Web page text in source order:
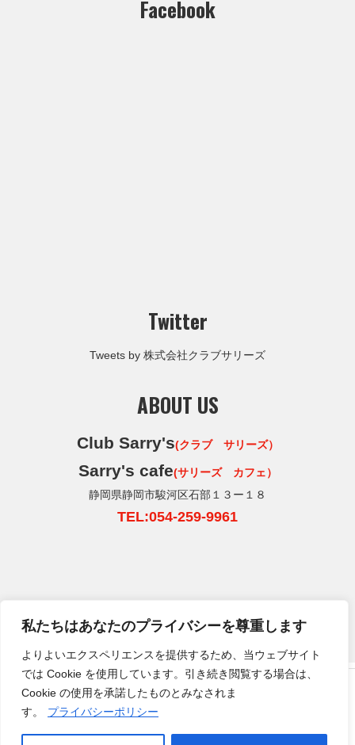
私たちはあなたのプライバシーを尊重します
よりよいエクスペリエンスを提供するため、当ウェブサイト
では Cookie を使用しています。引き続き閲覧する場合は、
Cookie の使用を承諾したものとみなされま
す。
プライバシーポリシー
Facebook
Twitter
Tweets by 株式会社クラブサリーズ
ABOUT US
Club Sarry's(クラブ サリーズ）
Sarry's cafe(サリーズ カフェ）
静岡県静岡市駿河区石部１３ー１８
TEL:054-259-9961
HOME クラブサリーズについて 運営会社 サイトについて
Copyright © Running station. All Rights Reserved.
クラブサリーズSports&Cafe
静岡県静岡市駿河区石部13ー18 TEL
5115営業時間: 月・水〜日10:00〜17:00 定休日:
火曜日